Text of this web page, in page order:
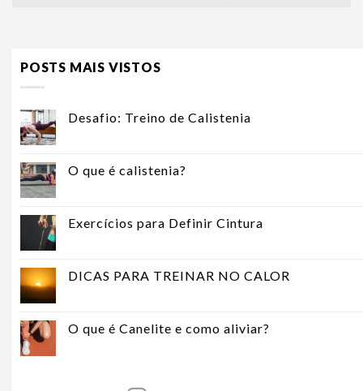
POSTS MAIS VISTOS
Desafio: Treino de Calistenia
O que é calistenia?
Exercícios para Definir Cintura
DICAS PARA TREINAR NO CALOR
O que é Canelite e como aliviar?